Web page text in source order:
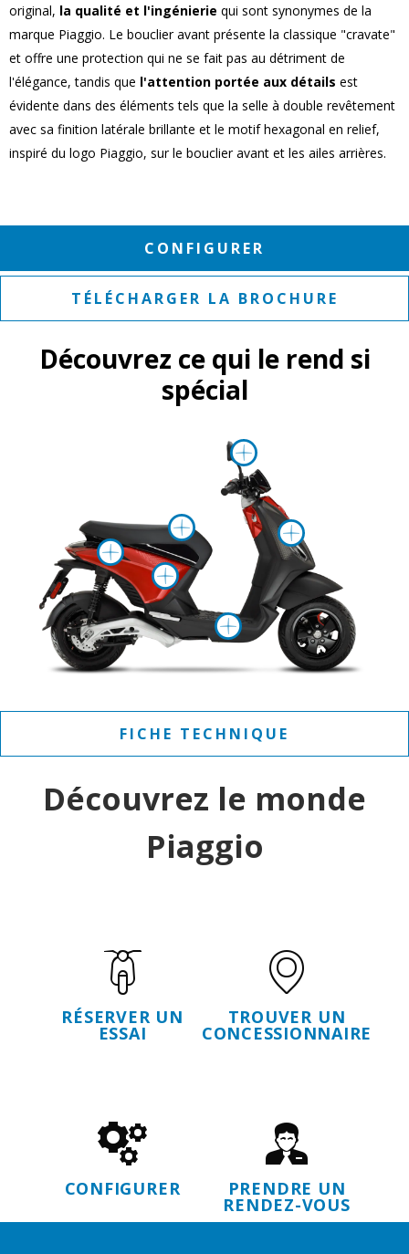
original, la qualité et l'ingénierie qui sont synonymes de la
marque Piaggio. Le bouclier avant présente la classique "cravate"
et offre une protection qui ne se fait pas au détriment de
l'élégance, tandis que l'attention portée aux détails est
évidente dans des éléments tels que la selle à double revêtement
avec sa finition latérale brillante et le motif hexagonal en relief,
inspiré du logo Piaggio, sur le bouclier avant et les ailes arrières.
CONFIGURER
TÉLÉCHARGER LA BROCHURE
Découvrez ce qui le rend si
spécial
Plus d'informations sur
Plus
Plus
Plus
Plus
FICHE TECHNIQUE
Découvrez le monde
Piaggio
RÉSERVER UN
ESSAI
TROUVER UN
CONCESSIONNAIRE
CONFIGURER PRENDRE UN
RENDEZ-VOUS